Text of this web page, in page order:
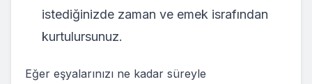
istediğinizde zaman ve emek israfından
kurtulursunuz.
Eğer eşyalarınızı ne kadar süreyle